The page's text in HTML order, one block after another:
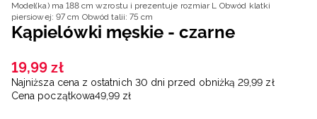
Model(ka) ma 188 cm wzrostu i prezentuje rozmiar L Obwód klatki
piersiowej: 97 cm Obwód talii: 75 cm
Kąpielówki męskie - czarne
19,99 zł
Najniższa cena z ostatnich 30 dni przed obniżką 29,99 zł
Cena początkowa49,99 zł